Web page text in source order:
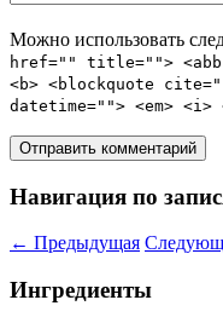
Можно использовать
href="" title="">
<b> <blockquote
datetime=""> <em>
Навигация по
← Предыдущая
Ингредиенты